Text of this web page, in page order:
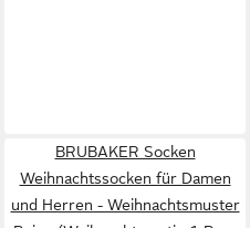
BRUBAKER Socken
Weihnachtssocken für Damen
und Herren - Weihnachtsmuster